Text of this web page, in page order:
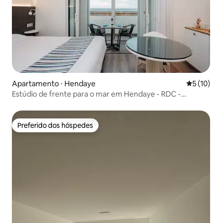
Apartamento ⋅ Hendaye 5 de uma
5 (10)
Estúdio de frente para o mar em Hendaye - RDC -
Preferido dos hóspedes
Preferido dos hóspedes